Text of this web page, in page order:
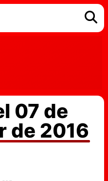
07 de
de 2016